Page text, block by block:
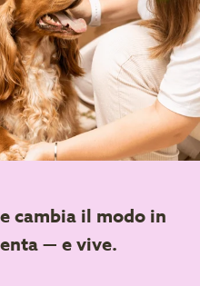
cambia il modo in
— e vive.